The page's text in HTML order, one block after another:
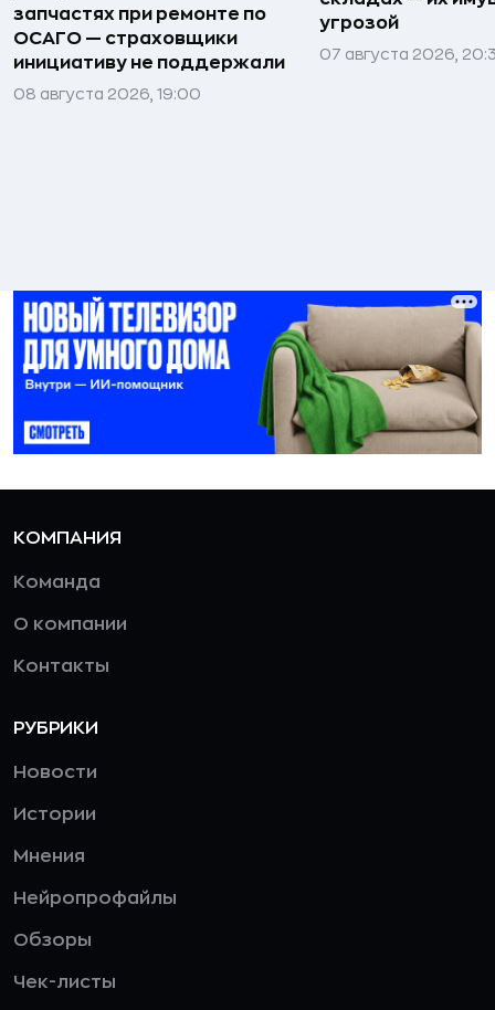
запчастях при ремонте по
ОСАГО — страховщики
инициативу не поддержали
08 августа 2026, 19:00
угрозой
07 августа 2026,
КОМПАНИЯ
Команда
О компании
Контакты
РУБРИКИ
Новости
Истории
Мнения
Нейропрофайлы
Обзоры
Чек-листы